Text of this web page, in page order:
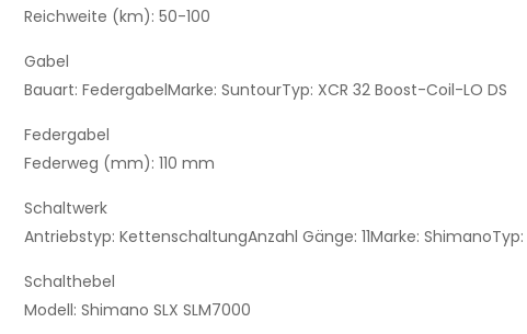
Reichweite (km): 50-100
Gabel
Bauart: FedergabelMarke: SuntourTyp: XCR 32 Boost-Coil-LO DS
Federgabel
Federweg (mm): 110 mm
Schaltwerk
Antriebstyp: KettenschaltungAnzahl Gänge: 11Marke: ShimanoTyp:
Schalthebel
Modell: Shimano SLX SLM7000